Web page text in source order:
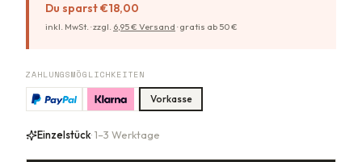
Du sparst€18,00
inkl. MwSt. ·zzgl. 6,95€ Versand ·gratis ab 50€
ZAHLUNGSMÖGLICHKEITEN
Vorkasse
Einzelstück· 1–3 Werktage